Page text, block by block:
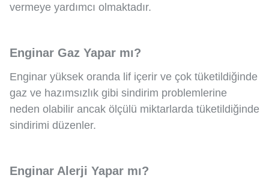
vermeye yardımcı olmaktadır.
Enginar Gaz Yapar mı?
Enginar yüksek oranda lif içerir ve çok tüketildiğinde
gaz ve hazımsızlık gibi sindirim problemlerine
neden olabilir ancak ölçülü miktarlarda tüketildiğinde
sindirimi düzenler.
Enginar Alerji Yapar mı?